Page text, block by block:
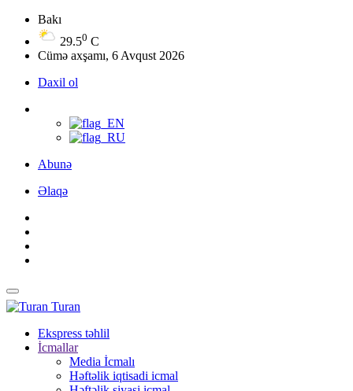
Bakı
29.50 C
Cümə axşamı, 6 Avqust 2026
Daxil ol
Abunə
Əlaqə
Turan
Ekspress təhlil
İcmallar
Media İcmalı
Həftəlik iqtisadi icmal